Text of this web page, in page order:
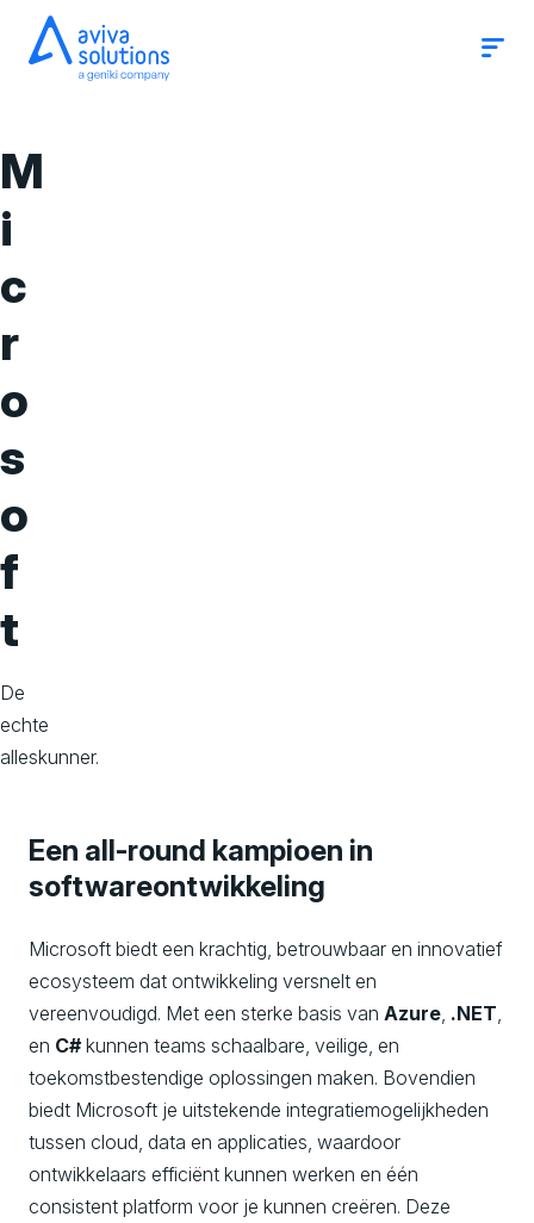
i
M
i
c
r
o
s
o
f
t
De
echte
alleskunner.
Een all-round kampioen in
softwareontwikkeling
Microsoft biedt een krachtig, betrouwbaar en innovatief
ecosysteem dat ontwikkeling versnelt en
vereenvoudigd. Met een sterke basis van Azure, .NET,
en C#kunnen teams schaalbare, veilige, en
toekomstbestendige oplossingen maken. Bovendien
biedt Microsoft je uitstekende integratiemogelijkheden
tussen cloud, data en applicaties, waardoor
ontwikkelaars efficiënt kunnen werken en één
consistent platform voor je kunnen creëren. Deze